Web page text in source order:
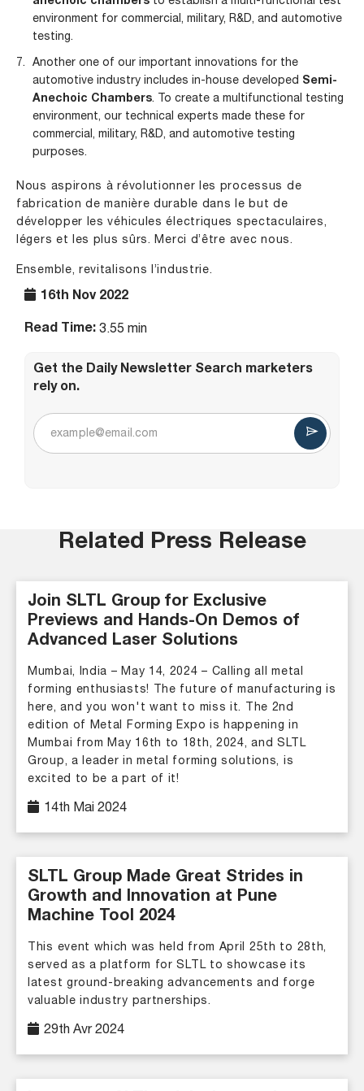
16th Nov 2022
Read Time: 3.55 min
Get the Daily Newsletter Search marketers
rely on.
environment for commercial, military, R&D, and automotive
testing.
Another one of our important innovations for the
automotive industry includes in-house developed Semi-
Anechoic Chambers. To create a multifunctional testing
environment, our technical experts made these for
commercial, military, R&D, and automotive testing
purposes.
Nous aspirons à révolutionner les processus de
fabrication de manière durable dans le but de
développer les véhicules électriques spectaculaires,
légers et les plus sûrs. Merci d’être avec nous.
Ensemble, revitalisons l’industrie.
Related Press Release
Join SLTL Group for Exclusive
Previews and Hands-On Demos of
Advanced Laser Solutions
Mumbai, India – May 14, 2024 – Calling all metal
forming enthusiasts! The future of manufacturing is
here, and you won't want to miss it. The 2nd
edition of Metal Forming Expo is happening in
Mumbai from May 16th to 18th, 2024, and SLTL
Group, a leader in metal forming solutions, is
excited to be a part of it!
14th Mai 2024
SLTL Group Made Great Strides in
Growth and Innovation at Pune
Machine Tool 2024
This event which was held from April 25th to 28th,
served as a platform for SLTL to showcase its
latest ground-breaking advancements and forge
valuable industry partnerships.
29th Avr 2024